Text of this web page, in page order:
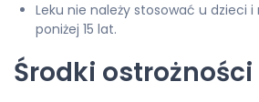
Leku nie należy stosować u dzieci i
poniżej 15 lat.
Środki ostrożności